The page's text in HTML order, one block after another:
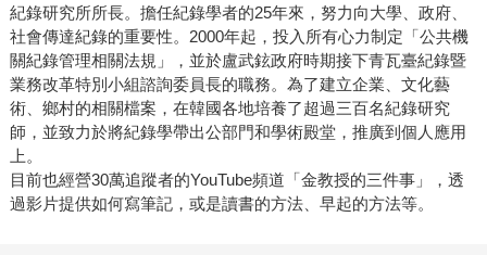
紀錄研究所所長。擔任紀錄學者的25年來，努力向大學、政府、
社會傳達紀錄的重要性。2000年起，投入所有心力制定「公共機
關紀錄管理相關法規」，並於盧武鉉政府時期接下青瓦臺紀錄暨
業務改革特別小組諮詢委員長的職務。為了建立企業、文化藝
術、鄉村的相關檔案，在韓國各地培養了超過三百名紀錄研究
師，並致力於將紀錄學帶出公部門和學術殿堂，推廣到個人應用
上。
目前也經營30萬追蹤者的YouTube頻道「金教授的三件事」，透
過影片提供如何寫筆記，或是讀書的方法、早起的方法等。